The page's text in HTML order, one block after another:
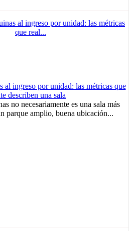
al ingreso por unidad: las métricas
que real...
no necesariamente es una sala más
parque amplio, buena ubicación...